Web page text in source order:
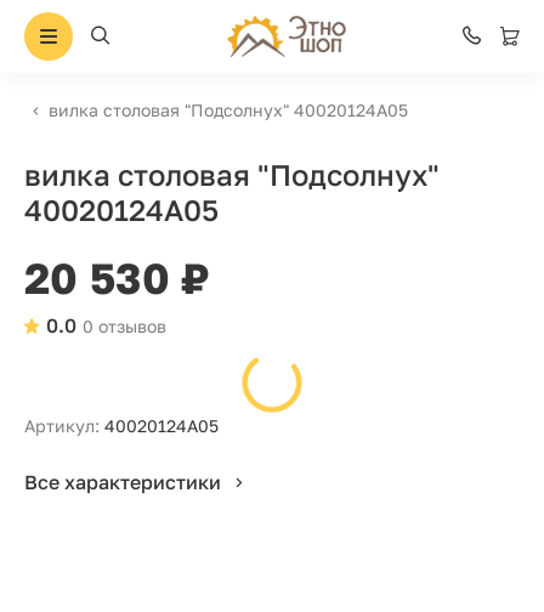
вилка столовая "Подсолнух" 40020124А05
вилка столовая "Подсолнух"
40020124А05
20 530 ₽
0 отзывов
0.0
Артикул: 40020124А05
Все характеристики